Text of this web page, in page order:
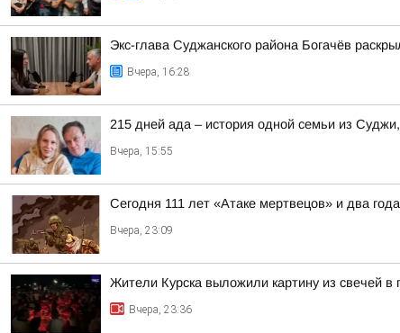
Экс-глава Суджанского района Богачёв
Вчера, 16:28
215 дней ада – история одной семьи из
Вчера, 15:55
Сегодня 111 лет «Атаке мертвецов» и два
Вчера, 23:09
Жители Курска выложили картину из свечей
Вчера, 23:36